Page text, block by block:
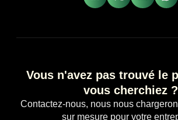
Vous n'avez pas trouvé le
vous cherchiez ?
Contactez-nous, nous nous
sur mesure pour votre